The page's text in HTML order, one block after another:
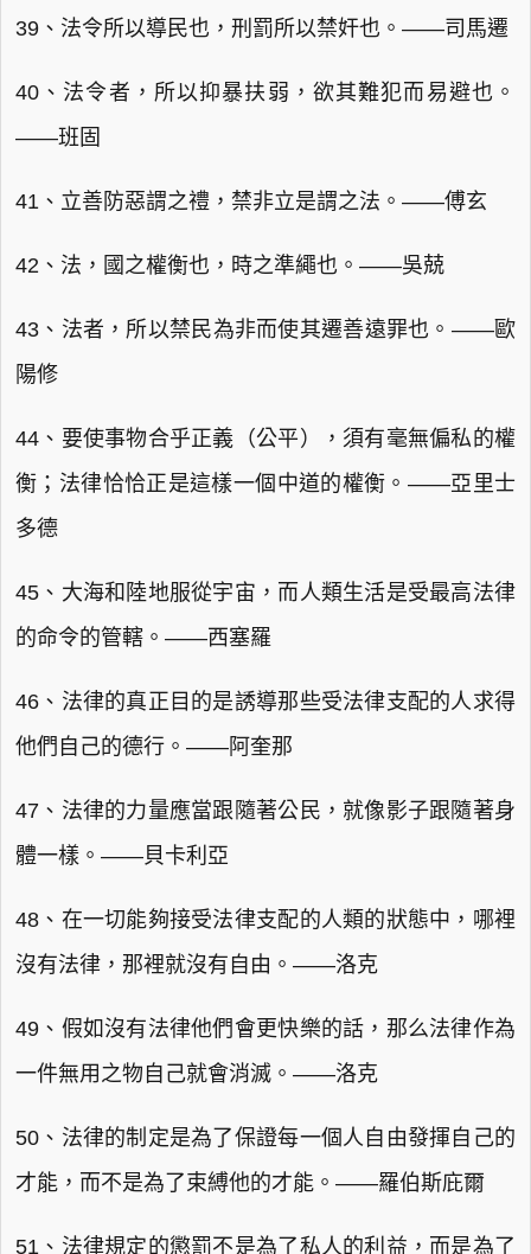
39、法令所以導民也，刑罰所以禁奸也。——司馬遷
40、法令者，所以抑暴扶弱，欲其難犯而易避也。
——班固
41、立善防惡謂之禮，禁非立是謂之法。——傅玄
42、法，國之權衡也，時之準繩也。——吳兢
43、法者，所以禁民為非而使其遷善遠罪也。——歐
陽修
44、要使事物合乎正義（公平），須有毫無偏私的權
衡；法律恰恰正是這樣一個中道的權衡。——亞里士
多德
45、大海和陸地服從宇宙，而人類生活是受最高法律
的命令的管轄。——西塞羅
46、法律的真正目的是誘導那些受法律支配的人求得
他們自己的德行。——阿奎那
47、法律的力量應當跟隨著公民，就像影子跟隨著身
體一樣。——貝卡利亞
48、在一切能夠接受法律支配的人類的狀態中，哪裡
沒有法律，那裡就沒有自由。——洛克
49、假如沒有法律他們會更快樂的話，那么法律作為
一件無用之物自己就會消滅。——洛克
50、法律的制定是為了保證每一個人自由發揮自己的
才能，而不是為了束縛他的才能。——羅伯斯庇爾
51、法律規定的懲罰不是為了私人的利益，而是為了